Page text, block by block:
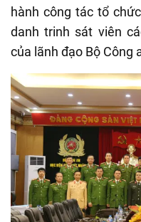
hành công tác tổ
danh trinh sát viên
của lãnh đạo Bộ Công